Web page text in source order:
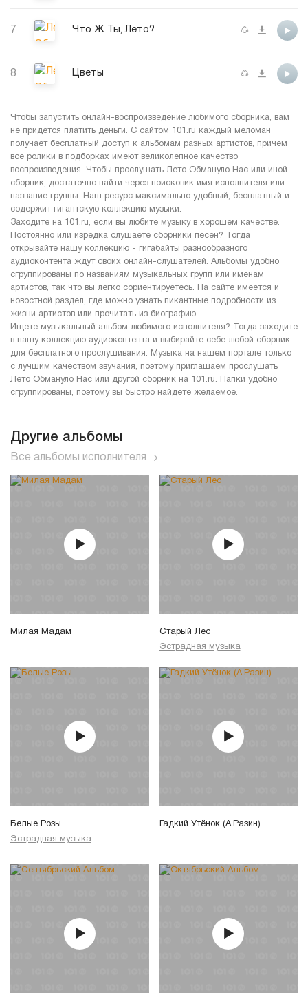
7 Что Ж Ты, Лето?
8 Цветы
Чтобы запустить онлайн-воспроизведение любимого сборника, вам
не придется платить деньги. С сайтом 101.ru каждый меломан
получает бесплатный доступ к альбомам разных артистов, причем
все ролики в подборках имеют великолепное качество
воспроизведения. Чтобы прослушать Лето Обмануло Нас или иной
сборник, достаточно найти через поисковик имя исполнителя или
название группы. Наш ресурс максимально удобный, бесплатный и
содержит гигантскую коллекцию музыки.
Заходите на 101.ru, если вы любите музыку в хорошем качестве.
Постоянно или изредка слушаете сборники песен? Тогда
открывайте нашу коллекцию - гигабайты разнообразного
аудиоконтента ждут своих онлайн-слушателей. Альбомы удобно
сгруппированы по названиям музыкальных групп или именам
артистов, так что вы легко сориентируетесь. На сайте имеется и
новостной раздел, где можно узнать пикантные подробности из
жизни артистов или прочитать из биографию.
Ищете музыкальный альбом любимого исполнителя? Тогда заходите
в нашу коллекцию аудиоконтента и выбирайте себе любой сборник
для бесплатного прослушивания. Музыка на нашем портале только
с лучшим качеством звучания, поэтому приглашаем прослушать
Лето Обмануло Нас или другой сборник на 101.ru. Папки удобно
сгруппированы, поэтому вы быстро найдете желаемое.
Другие альбомы
Все альбомы исполнителя
Милая Мадам
Старый Лес
Эстрадная музыка
Белые Розы
Эстрадная музыка
Гадкий Утёнок (А.Разин)